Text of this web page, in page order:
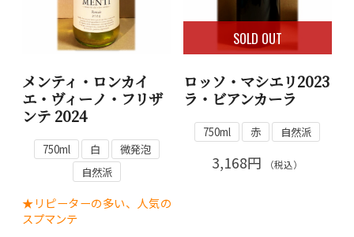
メンティ・ロンカイ
エ・ヴィーノ・フリザ
ンテ 2024
750ml 白
微発泡
自然派
★リピーターの多い、人気の
スプマンテ
SOLD OUT
ロッソ・マシエリ2023
ラ・ビアンカーラ
750ml 赤 自然派
3,168円 （税込）